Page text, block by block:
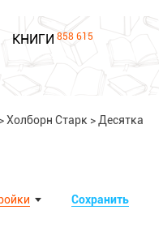
КНИГИ 858 615
>Холборн Старк > Десятка
Сохранить